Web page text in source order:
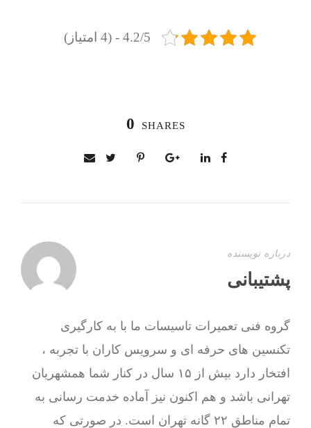
4.2/5 - (4 امتیاز)
0 SHARES
درباره نویسنده
پشتیبانی
گروه فنی تعمیرات تاسیسات ما با به‌ کارگیری
تکنسین های حرفه ای و سرویس کاران با تجربه ،
افتخار دارد بیش از ۱۵ سال در کنار شما همشهریان
تهرانی باشد و هم اکنون نیز آماده خدمت رسانی به
تمام مناطق ۲۲ گانه تهران است. در صورتی که